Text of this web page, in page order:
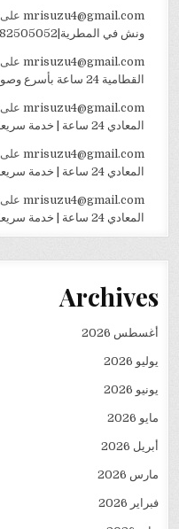
mrisuzu4@gmail.comعلى
ونش في المطرية|01282505052
mrisuzu4@gmail.comعلى
القطامية 24 ساعة بأسرع وصول
mrisuzu4@gmail.comعلى
المعادي 24 ساعة | خدمة سريعة وآمنة
mrisuzu4@gmail.comعلى
المعادي 24 ساعة | خدمة سريعة وآمنة
mrisuzu4@gmail.comعلى
المعادي 24 ساعة | خدمة سريعة وآمنة
Archives
أغسطس 2026
يوليو 2026
يونيو 2026
مايو 2026
أبريل 2026
مارس 2026
فبراير 2026